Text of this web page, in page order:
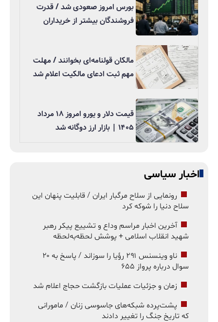
بورس امروز صعودی شد / قدرت
فروشندگان بیشتر از خریداران
مالکان قولنامه‌ای بخوانند / مهلت
مهم ثبت ادعای مالکیت اعلام شد
قیمت دلار و یورو امروز ۱۸ مرداد
۱۴۰۵ | بازار ارز دوگانه شد
اخبار سیاسی
رونمایی از سلاح مرگبار ایران / قابلیت پنهان این
سلاح دنیا را شوکه کرد
آخرین اخبار مراسم وداع و تشییع پیکر رهبر
شهید انقلاب اسلامی + پوشش لحظه‌به‌لحظه
ناو وینسنس ۲۹۱ رؤیا را سوزاند / پاسخ به ۲۰
سوال درباره پرواز ۶۵۵
زمان و جزئیات عملیات بازگشت حجاج اعلام شد
پشت‌پرده شبکه‌های جاسوسی زنان / مامورانی
که تاریخ جنگ را تغییر دادند